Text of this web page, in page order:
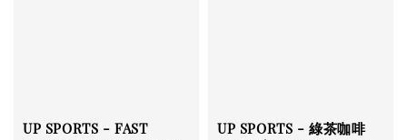
UP SPORTS - FAST
UP SPORTS - 綠茶咖啡